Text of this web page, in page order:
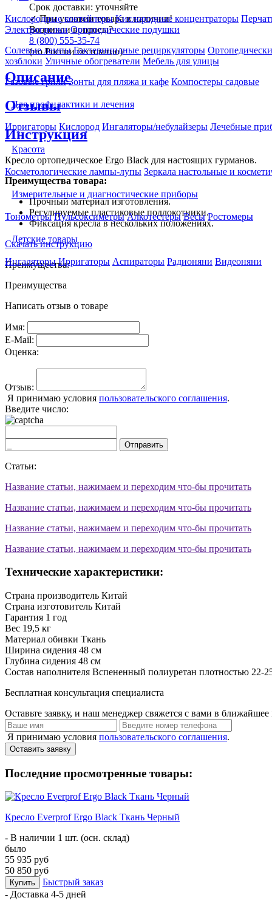
Кислородные коктейлеры Кислородные концентраторы
Электрогрелки Ортопедические подушки
Солевые лампы Бактерицидные рециркуляторы
хозблоки Уличные обогреватели Мебель для улицы
Газовые грили Зонты для пляжа и кафе Компостеры садовые
Для профилактики и лечения
Ирригаторы Кислород Ингаляторы/небулайзеры Лечебные
Красота
Косметологические лампы-лупы Зеркала настольные и
Измерительные и диагностические приборы
Тонометры Пульсоксиметры Алкотестеры Весы Ростомеры
Детские товары
Ингаляторы Ирригаторы Аспираторы Радионяни Видеоняни
Срок доставки: уточняйте
✓При условии товара в наличии!
Возникли вопросы?
8 (800) 555-35-74
(по России бесплатно)
Описание
Отзывы
Инструкция
Кресло ортопедическое Ergo Black для настоящих гурманов.
Преимущества товара:
Прочный материал изготовления.
Регулируемые пластиковые подлокотники.
Фиксация кресла в нескольких положениях.
Скачать инструкцию
Преимущества:
Преимущества
Написать отзыв о товаре
Имя:
E-Mail:
Оценка:
Отзыв:
Я принимаю условия пользовательского соглашения.
Введите число:
Отправить
Статьи:
Название статьи, нажимаем и переходим что-бы прочитать
Название статьи, нажимаем и переходим что-бы прочитать
Название статьи, нажимаем и переходим что-бы прочитать
Название статьи, нажимаем и переходим что-бы прочитать
Технические характеристики:
Страна производитель Китай
Страна изготовитель Китай
Гарантия 1 год
Вес 19,5 кг
Материал обивки Ткань
Ширина сидения 48 см
Глубина сидения 48 см
Состав наполнителя Вспененный полиуретан плотностью 22-
Бесплатная консультация специалиста
Оставьте заявку, и наш менеджер свяжется с вами в ближайшее
Я принимаю условия пользовательского соглашения.
Оставить заявку
Последние просмотренные товары:
Кресло Everprof Ergo Black Ткань Черный
- В наличии 1 шт. (осн. склад)
было
55 935 руб
50 850 руб
Купить
Быстрый заказ
- Доставка 4-5 дней